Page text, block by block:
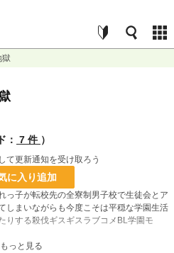
獄
： 7 件 ）
て更新通知を受け取ろう
に入り追加
っ子が転校先の全寮制男子校で生徒会とア
しまいながらも今度こそは平穏な学園生活
りする殺伐ギスギスラブコメBL学園モ
理描写、暴力描写ありなので基本なんでも